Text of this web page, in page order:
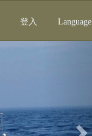
登入 Language